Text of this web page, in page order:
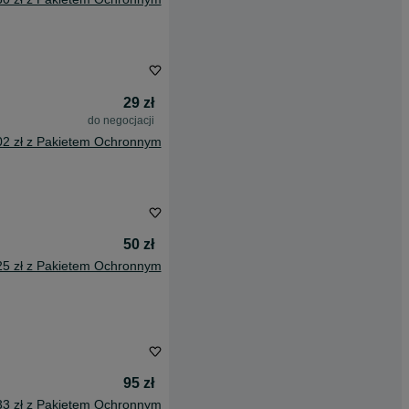
29 zł
do negocjacji
zł z Pakietem Ochronnym
50 zł
zł z Pakietem Ochronnym
95 zł
zł z Pakietem Ochronnym